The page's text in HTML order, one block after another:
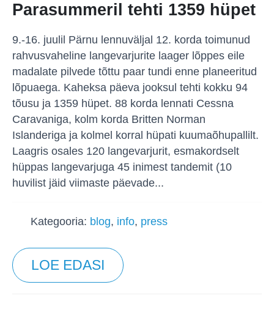
Parasummeril tehti 1359 hüpet
9.-16. juulil Pärnu lennuväljal 12. korda toimunud
rahvusvaheline langevarjurite laager lõppes eile
madalate pilvede tõttu paar tundi enne planeeritud
lõpuaega. Kaheksa päeva jooksul tehti kokku 94
tõusu ja 1359 hüpet. 88 korda lennati Cessna
Caravaniga, kolm korda Britten Norman
Islanderiga ja kolmel korral hüpati kuumaõhupallilt.
Laagris osales 120 langevarjurit, esmakordselt
hüppas langevarjuga 45 inimest tandemit (10
huvilist jäid viimaste päevade...
Kategooria: blog, info, press
LOE EDASI